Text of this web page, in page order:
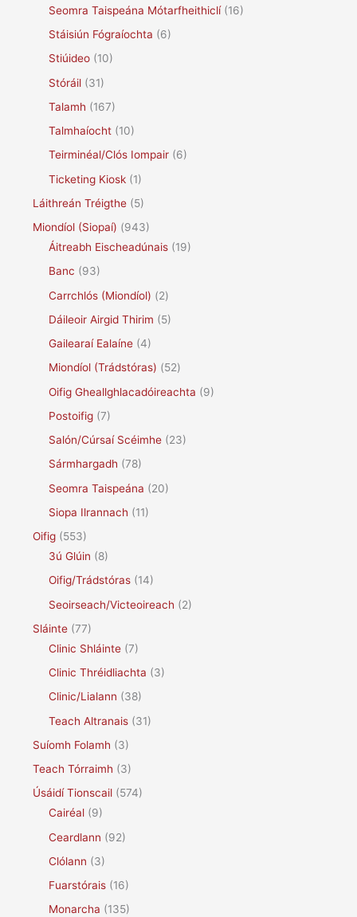
Seomra Taispeána Mótarfheithiclí(16)
Stáisiún Fógraíochta (6)
Stiúideo (10)
Stóráil (31)
Talamh (167)
Talmhaíocht (10)
Teirminéal/Clós Iompair (6)
Ticketing Kiosk (1)
Láithreán Tréigthe (5)
Miondíol (Siopaí) (943)
Áitreabh Eischeadúnais (19)
Banc (93)
Carrchlós (Miondíol) (2)
Dáileoir Airgid Thirim (5)
Gailearaí Ealaíne (4)
Miondíol (Trádstóras) (52)
Oifig Gheallghlacadóireachta (9)
Postoifig (7)
Salón/Cúrsaí Scéimhe (23)
Sármhargadh (78)
Seomra Taispeána (20)
Siopa Ilrannach (11)
Oifig (553)
3ú Glúin (8)
Oifig/Trádstóras (14)
Seoirseach/Victeoireach (2)
Sláinte (77)
Clinic Shláinte (7)
Clinic Thréidliachta (3)
Clinic/Lialann (38)
Teach Altranais (31)
Suíomh Folamh (3)
Teach Tórraimh (3)
Úsáidí Tionscail (574)
Cairéal (9)
Ceardlann (92)
Clólann (3)
Fuarstórais (16)
Monarcha (135)